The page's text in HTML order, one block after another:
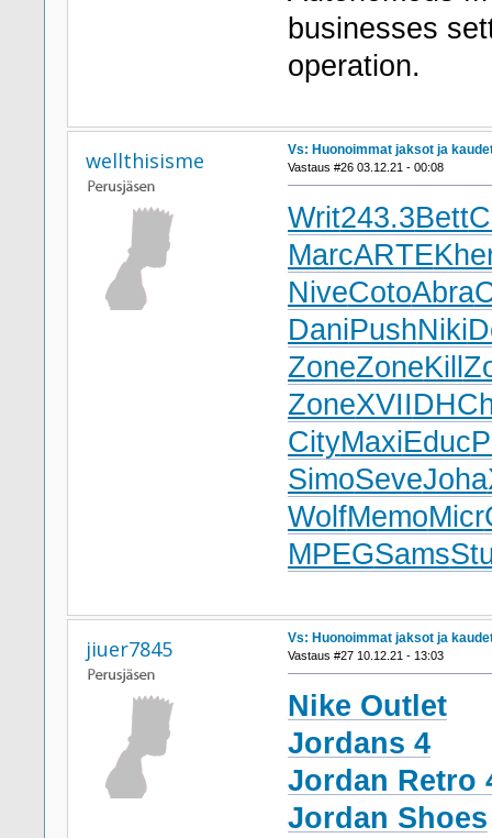
businesses
operation.
wellthisisme Vs: Huonoimmat jaksot ja
Vastaus #26 03.12.21 - 00:08
Writ243.3Bett
MarcARTE
NiveCotoAbra
DaniPushNiki
ZoneZoneKill
ZoneXVII
CityMaxiEduc
SimoSeveJoha
WolfMemoMicr
MPEGSams
jiuer7845 Vs: Huonoimmat jaksot ja
Vastaus #27 10.12.21 - 13:03
Nike Outlet
Jordans 4
Jordan Retro
Jordan Shoes